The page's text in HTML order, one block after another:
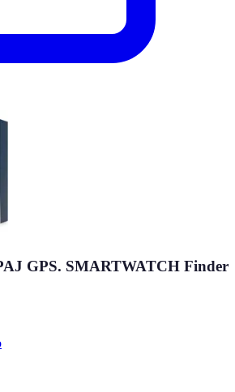
GPS. SMARTWATCH Finder